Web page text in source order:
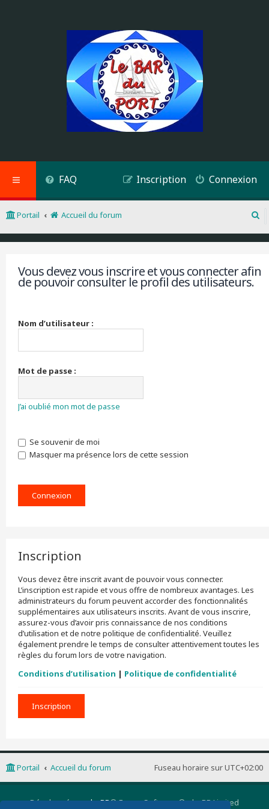
FAQ Connexion
Inscription
Portail
Accueil du forum
e
Vous devez vous inscrire et vous connecter afin
de pouvoir consulter le profil des utilisateurs.
Nom d’utilisateur :
Mot de passe :
J’ai oublié mon mot de passe
Se souvenir de moi
Masquer ma présence lors de cette session
Inscription
Vous devez être inscrit avant de pouvoir vous connecter.
L’inscription est rapide et vous offre de nombreux avantages. Les
administrateurs du forum peuvent accorder des fonctionnalités
supplémentaires aux utilisateurs inscrits. Avant de vous inscrire,
assurez-vous d’avoir pris connaissance de nos conditions
d’utilisation et de notre politique de confidentialité. Veuillez
également prendre le temps de consulter attentivement toutes les
règles du forum lors de votre navigation.
Conditions d’utilisation | Politique de confidentialité
Inscription
Fuseau horaire surUTC+02:00
Portail Accueil du forum
Développé parphpBB® Forum Software © phpBB Limited